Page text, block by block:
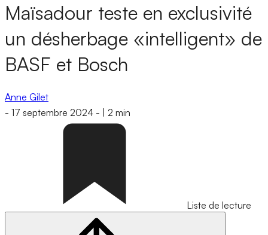
Maïsadour teste en exclusivité
un désherbage «intelligent» de
BASF et Bosch
Anne Gilet
- 17 septembre 2024 - 2 min
Liste de lecture